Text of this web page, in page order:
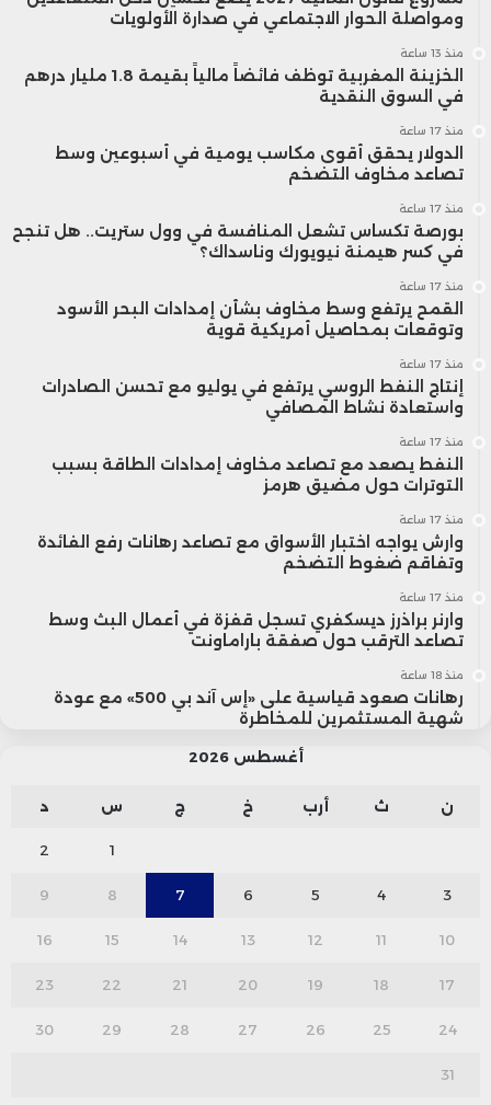
ومواصلة الحوار الاجتماعي في صدارة الأولويات
منذ 13 ساعة
الخزينة المغربية توظف فائضاً مالياً بقيمة 1.8 مليار درهم
في السوق النقدية
منذ 17 ساعة
الدولار يحقق أقوى مكاسب يومية في أسبوعين وسط
تصاعد مخاوف التضخم
منذ 17 ساعة
بورصة تكساس تشعل المنافسة في وول ستريت.. هل تنجح
في كسر هيمنة نيويورك وناسداك؟
منذ 17 ساعة
القمح يرتفع وسط مخاوف بشأن إمدادات البحر الأسود
وتوقعات بمحاصيل أمريكية قوية
منذ 17 ساعة
إنتاج النفط الروسي يرتفع في يوليو مع تحسن الصادرات
واستعادة نشاط المصافي
منذ 17 ساعة
النفط يصعد مع تصاعد مخاوف إمدادات الطاقة بسبب
التوترات حول مضيق هرمز
منذ 17 ساعة
وارش يواجه اختبار الأسواق مع تصاعد رهانات رفع الفائدة
وتفاقم ضغوط التضخم
منذ 17 ساعة
وارنر براذرز ديسكفري تسجل قفزة في أعمال البث وسط
تصاعد الترقب حول صفقة باراماونت
منذ 18 ساعة
رهانات صعود قياسية على «إس آند بي 500» مع عودة
شهية المستثمرين للمخاطرة
أغسطس 2026
ن ث أرب خ ج س د
1
2
3
4
5
6
7
8
9
10
11
12
13
14
15
16
17
18
19
20
21
22
23
24
25
26
27
28
29
30
31